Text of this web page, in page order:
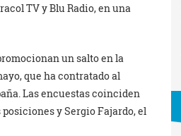
TV y Blu Radio, en una
un salto en la
que ha contratado al
Las encuestas coinciden
y Sergio Fajardo, el